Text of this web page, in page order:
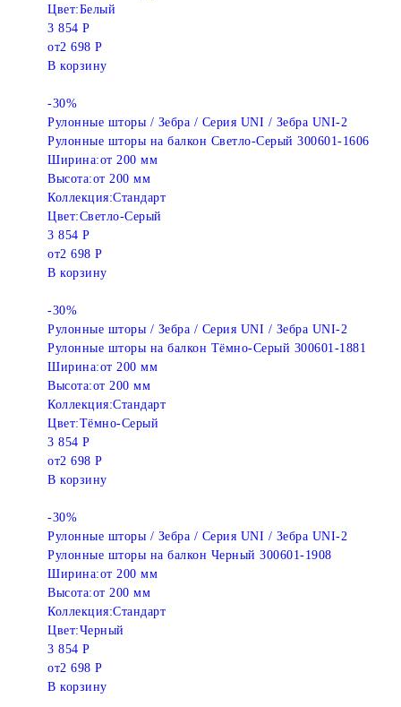
Цвет:Белый
3 854 Р
от2 698 Р
В корзину
-30%
Рулонные шторы / Зебра / Серия UNI / Зебра UNI-2
Рулонные шторы на балкон Светло-Серый 300601-1606
Ширина:от 200 мм
Высота:от 200 мм
Коллекция:Стандарт
Цвет:Светло-Серый
3 854 Р
от2 698 Р
В корзину
-30%
Рулонные шторы / Зебра / Серия UNI / Зебра UNI-2
Рулонные шторы на балкон Тёмно-Серый 300601-1881
Ширина:от 200 мм
Высота:от 200 мм
Коллекция:Стандарт
Цвет:Тёмно-Серый
3 854 Р
от2 698 Р
В корзину
-30%
Рулонные шторы / Зебра / Серия UNI / Зебра UNI-2
Рулонные шторы на балкон Черный 300601-1908
Ширина:от 200 мм
Высота:от 200 мм
Коллекция:Стандарт
Цвет:Черный
3 854 Р
от2 698 Р
В корзину